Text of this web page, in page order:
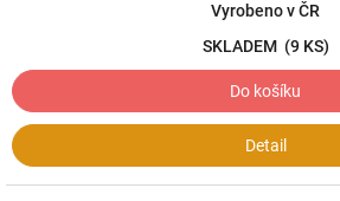
Vyrobeno v ČR
SKLADEM (9 KS)
Do košíku
Detail